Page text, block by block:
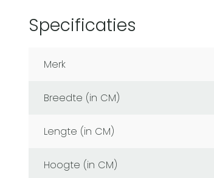
Specificaties
Merk
Breedte (in CM)
Lengte (in CM)
Hoogte (in CM)